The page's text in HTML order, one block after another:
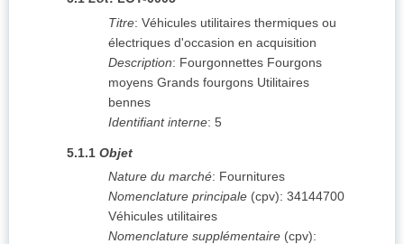
Titre: Véhicules utilitaires thermiques ou
électriques d'occasion en acquisition
Description: Fourgonnettes Fourgons
moyens Grands fourgons Utilitaires
bennes
Identifiant interne: 5
5.1.1 Objet
Nature du marché: Fournitures
Nomenclature principale (cpv): 34144700
Véhicules utilitaires
Nomenclature supplémentaire (cpv):